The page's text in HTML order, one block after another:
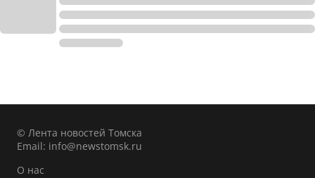
© Лента новостей Томска
Email: info@newstomsk.ru
О нас